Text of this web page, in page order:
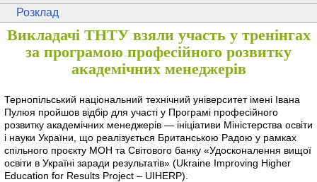
Розклад
Викладачі ТНТУ взяли участь у тренінгах
за програмою професійного розвитку
академічних менеджерів
Тернопільський національний технічний університет імені Івана
Пулюя пройшов відбір для участі у Програмі професійного
розвитку академічних менеджерів — ініціативи Міністерства освіти
і науки України, що реалізується Британською Радою у рамках
спільного проєкту МОН та Світового банку «Удосконалення вищої
освіти в Україні заради результатів» (Ukraine Improving Higher
Education for Results Project – UIHERP).